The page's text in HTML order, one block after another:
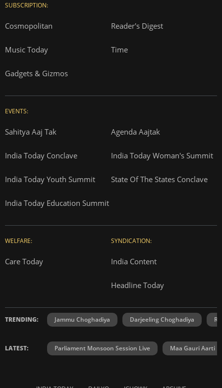
SUBSCRIPTION:
Cosmopolitan Reader's Digest
Music Today Time
Gadgets & Gizmos
EVENTS:
Sahitya Aaj Tak Agenda Aajtak
India Today Conclave India Today Woman's Summit
India Today Youth Summit State Of The States Conclave
India Today Education Summit
WELFARE:
Care Today
SYNDICATION:
India Content
Headline Today
TRENDING: Jammu Choghadiya Darjeeling Choghadiya
LATEST: Parliament Monsoon Session Live Maa Gauri Aarti